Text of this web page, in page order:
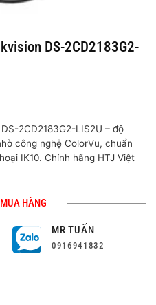
DS-2CD2183G2-
2CD2183G2-LIS2U – độ
công nghệ ColorVu, chuẩn
IK10. Chính hãng HTJ Việt
HÀNG
MR TUẤN
0916941832